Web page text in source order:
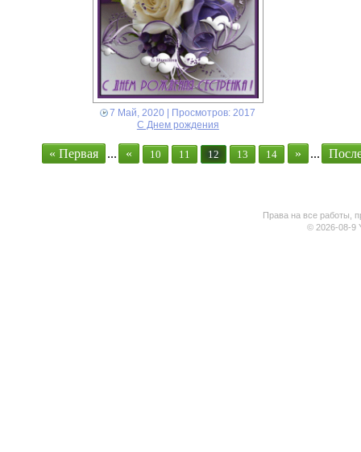
7 Май, 2020 | Просмотров: 2017
С Днем рождения
« Первая ... « 10 11 12 13 14 » ...
Права на все работы,
© 2026-08-9